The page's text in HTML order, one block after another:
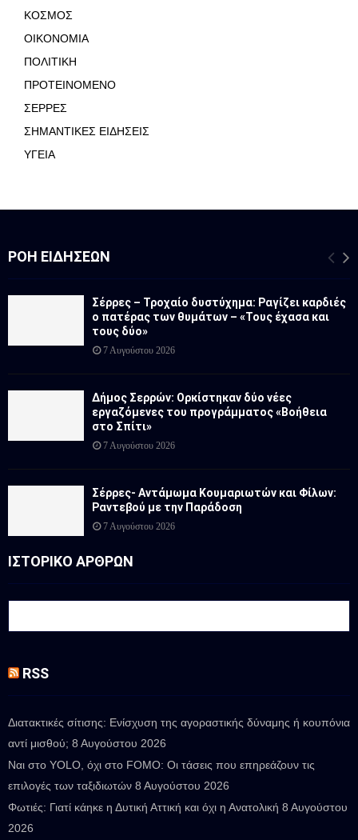
ΚΟΣΜΟΣ
ΟΙΚΟΝΟΜΙΑ
ΠΟΛΙΤΙΚΗ
ΠΡΟΤΕΙΝΟΜΕΝΟ
ΣΕΡΡΕΣ
ΣΗΜΑΝΤΙΚΕΣ ΕΙΔΗΣΕΙΣ
ΥΓΕΙΑ
ΡΟΉ ΕΙΔΉΣΕΩΝ
Σέρρες – Τροχαίο δυστύχημα: Ραγίζει καρδιές
ο πατέρας των θυμάτων – «Τους έχασα και
τους δύο»
7 Αυγούστου 2026
Δήμος Σερρών: Ορκίστηκαν δύο νέες
εργαζόμενες του προγράμματος «Βοήθεια
στο Σπίτι»
7 Αυγούστου 2026
Σέρρες- Αντάμωμα Κουμαριωτών και Φίλων:
Ραντεβού με την Παράδοση
7 Αυγούστου 2026
ΙΣΤΟΡΙΚΟ ΑΡΘΡΩΝ
RSS
Διατακτικές σίτισης: Ενίσχυση της αγοραστικής δύναμης ή κουπόνια
αντί μισθού; 8 Αυγούστου 2026
Ναι στο YOLO, όχι στο FOMO: Οι τάσεις που επηρεάζουν τις
επιλογές των ταξιδιωτών 8 Αυγούστου 2026
Φωτιές: Γιατί κάηκε η Δυτική Αττική και όχι η Ανατολική 8 Αυγούστου
2026